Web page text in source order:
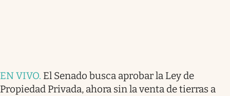
EN VIVO. El Senado busca aprobar la Ley de
Propiedad Privada, ahora sin la venta de tierras a